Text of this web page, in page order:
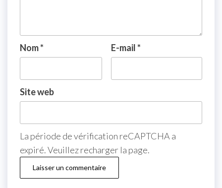
Nom* E-mail*
Site web
La période de vérification reCAPTCHA a
expiré. Veuillez recharger la page.